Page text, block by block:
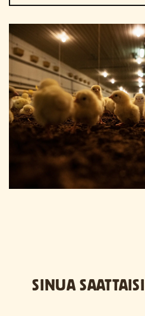
SINUA